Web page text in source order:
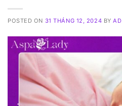
POSTED ON 31 THÁNG 12, 2024 BY